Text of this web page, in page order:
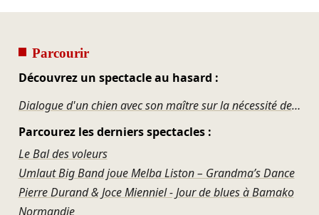
Parcourir
Découvrez un spectacle au hasard :
Dialogue d'un chien avec son maître sur la nécessité de mordre ses amis
Parcourez les derniers spectacles :
Le Bal des voleurs
Umlaut Big Band joue Melba Liston – Grandma’s Dance
Pierre Durand & Joce Mienniel - Jour de blues à Bamako
Normandie